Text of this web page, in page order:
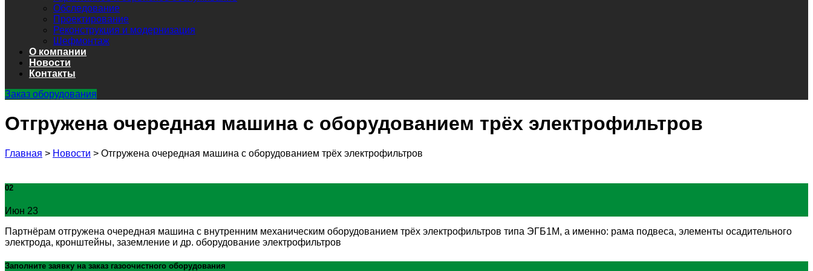
Обследование
Проектирование
Реконструкция и модернизация
Шефмонтаж
О компании
Новости
Контакты
Заказ оборудования
Отгружена очередная машина с оборудованием трёх электрофильтров
Главная > Новости > Отгружена очередная машина с оборудованием трёх электрофильтров
02
Июн 23
Партнёрам отгружена очередная машина с внутренним механическим оборудованием трёх электрофильтров типа ЭГБ1М, а именно: рама подвеса, элементы осадительного
электрода, кронштейны, заземление и др. оборудование электрофильтров
Заполните заявку на заказ газоочистного оборудования